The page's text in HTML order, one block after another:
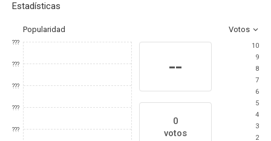
Estadísticas
Popularidad Votos
???
???
???
???
???
--
0
votos
10
9
8
7
6
5
4
3
2